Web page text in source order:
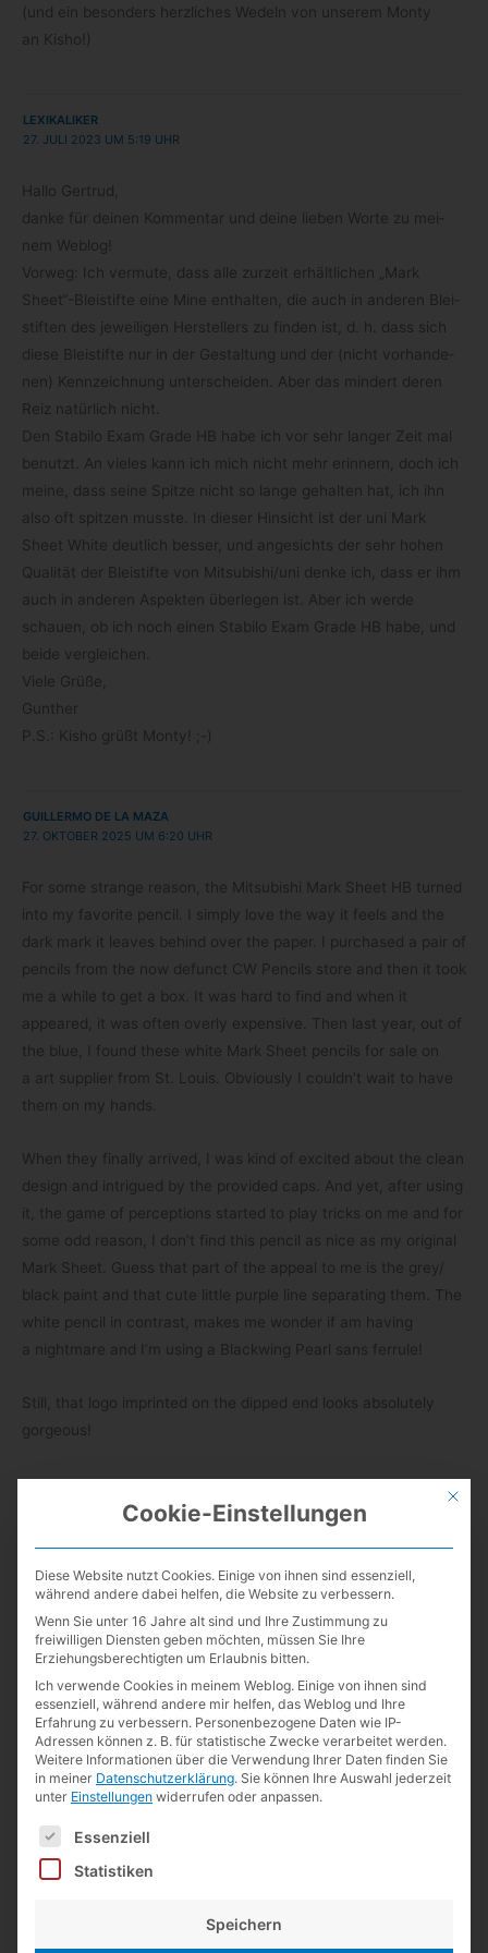
(und ein beson­ders herz­li­ches Wedeln von unse­rem Monty
an Kisho!)
LEXIKALIKER
27. JULI 2023 UM 5:19 UHR
Hallo Ger­trud,
danke für dei­nen Kom­men­tar und deine lie­ben Worte zu mei­
nem Weblog!
Vor­weg: Ich ver­mute, dass alle zur­zeit erhält­li­chen „Mark
Sheet“-Bleistifte eine Mine ent­hal­ten, die auch in ande­ren Blei­
stif­ten des jewei­li­gen Her­stel­lers zu fin­den ist, d. h. dass sich
diese Blei­stifte nur in der Gestal­tung und der (nicht vor­han­de­
nen) Kenn­zeich­nung unter­schei­den. Aber das min­dert deren
Reiz natür­lich nicht.
Den Sta­bilo Exam Grade HB habe ich vor sehr lan­ger Zeit mal
benutzt. An vie­les kann ich mich nicht mehr erin­nern, doch ich
meine, dass seine Spitze nicht so lange gehal­ten hat, ich ihn
also oft spit­zen musste. In die­ser Hin­sicht ist der uni Mark
Sheet White deut­lich bes­ser, und ange­sichts der sehr hohen
Qua­li­tät der Blei­stifte von Mitsubishi/​uni denke ich, dass er ihm
auch in ande­ren Aspek­ten über­le­gen ist. Aber ich werde
schauen, ob ich noch einen Sta­bilo Exam Grade HB habe, und
beide vergleichen.
Viele Grüße,
Gunther
P.S.: Kisho grüßt Monty! ;-)
GUILLERMO DE LA MAZA
27. OKTOBER 2025 UM 6:20 UHR
For some strange reason, the Mitsu­bi­shi Mark Sheet HB tur­ned
into my favo­rite pen­cil. I sim­ply love the way it feels and the
dark mark it lea­ves behind over the paper. I purcha­sed a pair of
pen­cils from the now defunct CW Pen­cils store and then it took
me a while to get a box. It was hard to find and when it
appeared, it was often overly expen­sive. Then last year, out of
the blue, I found these white Mark Sheet pen­cils for sale on
a art sup­plier from St. Louis. Obviously I couldn’t wait to have
them on my hands.
When they finally arri­ved, I was kind of exci­ted about the clean
design and intrigued by the pro­vi­ded caps. And yet, after using
it, the game of per­cep­ti­ons star­ted to play tricks on me and for
some odd reason, I don’t find this pen­cil as nice as my ori­gi­nal
Mark Sheet. Guess that part of the appeal to me is the grey/​
black paint and that cute little pur­ple line sepa­ra­ting them. The
white pen­cil in con­trast, makes me won­der if am having
a night­mare and I’m using a Black­wing Pearl sans ferrule!
Still, that logo imprin­ted on the dipped end looks abso­lut­ely
gorgeous!
I’m glad to hear that you like the Mitsu­bi­shi Mark Sheet pen­cil!
behind the purchase of a par­ti­cu­lar pen­cil some­ti­mes preoc­cu­
p­ies us!
Of course there is a reason for the simple design of the white
Mark Sheet but it should defi­ni­tely not cause you any such
night­ma­res, espe­ci­ally not those invol­ving a Blackwing ;-)
I still couldn’t relia­bly find out whe­ther the lead in the Mark
Sheet really is the same as the one in the uni HB (I think it’s
very unli­kely that a spe­cial lead is manu­fac­tu­red for the
Mit
Cookie-Einstellungen
Diese Website nutzt Cookies. Einige von ihnen sind essenziell,
während andere dabei helfen, die Website zu verbessern.
Wenn Sie unter 16 Jahre alt sind und Ihre Zustimmung zu
freiwilligen Diensten geben möchten, müssen Sie Ihre
Erziehungsberechtigten um Erlaubnis bitten.
Ich verwende Cookies in meinem Weblog. Einige von ihnen sind
essenziell, während andere mir helfen, das Weblog und Ihre
Erfahrung zu verbessern. Personenbezogene Daten wie IP-
Adressen können z. B. für statistische Zwecke verarbeitet werden.
Weitere Informationen über die Verwendung Ihrer Daten finden Sie
in meiner Datenschutzerklärung. Sie können Ihre Auswahl jederzeit
unter Einstellungen widerrufen oder anpassen.
Es folgt eine Liste der Service-Gruppen, für die eine
Essenziell
Statistiken
Speichern